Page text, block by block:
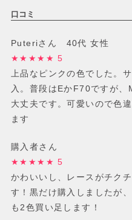
口コミ
Puteriさん 40代 女性
★★★★★ 5
上品なピンクの色でした。
入。普段はEかF70ですが、
大丈夫です。可愛いので色
ます
購入者さん
★★★★★ 5
かわいいし、レースがチク
す！黒だけ購入しましたが
も2色買い足します！